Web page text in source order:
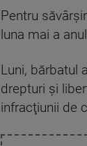
Pentru
luna mai a
Luni, bărbatul
drepturi şi
infracţiunii de